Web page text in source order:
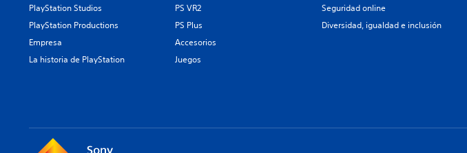
PlayStation Studios
PlayStation Productions
Empresa
La historia de PlayStation
PS VR2
PS Plus
Accesorios
Juegos
Seguridad online
Diversidad, igualdad e inclusión